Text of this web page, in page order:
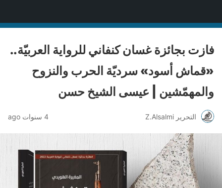
فازت بجائزة غسان كنفاني للرواية العربيّة..
«قماش أسود» سرديّة الحرب والنزوح
والمهمّشين | عيسى الشيخ حسن
التحرير Z.Alsalmi 4 سنوات ago